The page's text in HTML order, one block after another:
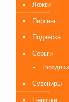
Ложки
Пирсинг
Подвеска
Серьги
Гвоздики
Сувениры
Цепочки